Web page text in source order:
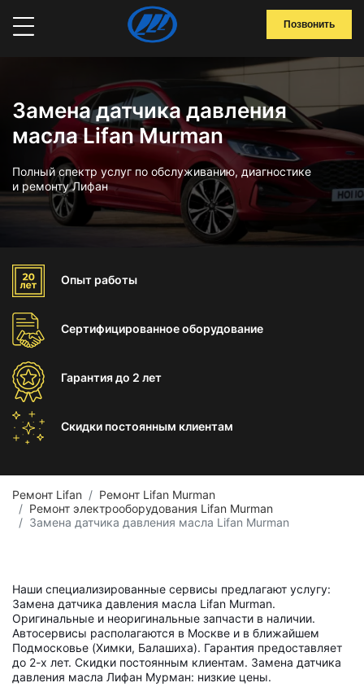
Позвонить
Замена датчика давления
масла Lifan Murman
Полный спектр услуг по обслуживанию, диагностике
и ремонту Лифан
Опыт работы
Сертифицированноеоборудование
Гарантиядо 2 лет
Скидки постоянным клиентам
Ремонт Lifan
Ремонт Lifan Murman
Ремонт электрооборудования Lifan Murman
Замена датчика давления масла Lifan Murman
Наши специализированные сервисы предлагают услугу:
Замена датчика давления масла Lifan Murman.
Оригинальные и неоригинальные запчасти в наличии.
Автосервисы располагаются в Москве и в ближайшем
Подмосковье (Химки, Балашиха). Гарантия предоставляет
до 2-х лет. Скидки постоянным клиентам. Замена датчика
давления масла Лифан Мурман: низкие цены.